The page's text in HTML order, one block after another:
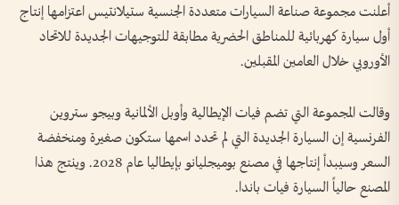
أعلنت مجموعة صناعة السيارات متعددة الجنسية ستيلانتيس اعتزامها إنتاج
أول سيارة كهربائية للمناطق الحضرية مطابقة للتوجيهات الجديدة للاتحاد
الأوروبي خلال العامين المقبلين.
وقالت المجموعة التي تضم فيات الإيطالية وأوبل الألمانية وبيجو ستروين
الفرنسية إن السيارة الجديدة التي لم تحدد اسمها ستكون صغيرة ومنخفضة
السعر وسيبدأ إنتاجها في مصنع بوميجليانو بإيطاليا عام 2028. وينتج هذا
المصنع حالياً السيارة فيات باندا.